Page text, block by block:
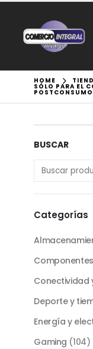
HOME
SÓLO PARA EL
BUSCAR
Categorías
Componentes
Conectividad
Deporte y
Energía y
Gaming (104)